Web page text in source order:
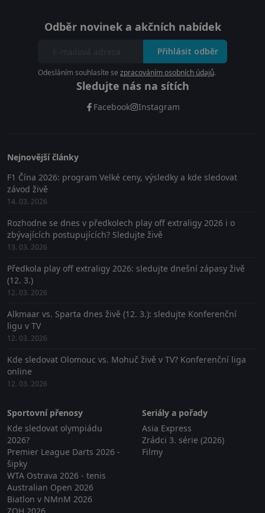
Odběr novinek a akčních nabídek
Přihlásit odběr
Odesláním souhlasíte se zpracováním osobních údajů.
Sledujte nás na sítích
Facebook Instagram
Nejnovější články
F1 Čína 2026: program Velké ceny, výsledky a kde sledovat
závod živě
14. 03. 2026
Rozhodne se dnes v předkolech play off extraligy 2026 i o
zbývajících postupujících? Sledujte živě
13. 03. 2026
Předkola play off extraligy 2026: sledujte dnešní zápasy živě
(12. 3.)
12. 03. 2026
Alkmaar vs. Sparta dnes živě (12. 3.): sledujte Konferenční
ligu v TV
12. 03. 2026
Kde sledovat Olomouc vs. Mohuč živě v TV? Konferenční liga
online
12. 03. 2026
Sportovní přenosy
Kde sledovat olympiádu
2026?
Premier League Darts 2026 -
šipky
WTA Ostrava 2026 - tenis
Australian Open 2026
Biatlon v NMnM 2026
Seriály a pořady
Asia Express
Zrádci 3. série (2026)
Filmy